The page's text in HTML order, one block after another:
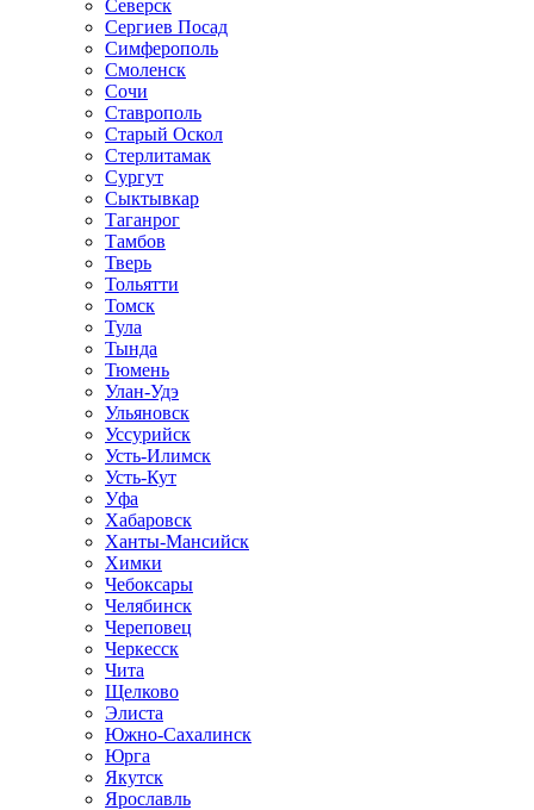
Северск
Сергиев Посад
Симферополь
Смоленск
Сочи
Ставрополь
Старый Оскол
Стерлитамак
Сургут
Сыктывкар
Таганрог
Тамбов
Тверь
Тольятти
Томск
Тула
Тында
Тюмень
Улан-Удэ
Ульяновск
Уссурийск
Усть-Илимск
Усть-Кут
Уфа
Хабаровск
Ханты-Мансийск
Химки
Чебоксары
Челябинск
Череповец
Черкесск
Чита
Щелково
Элиста
Южно-Сахалинск
Юрга
Якутск
Ярославль